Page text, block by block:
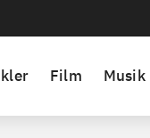
Film Musik